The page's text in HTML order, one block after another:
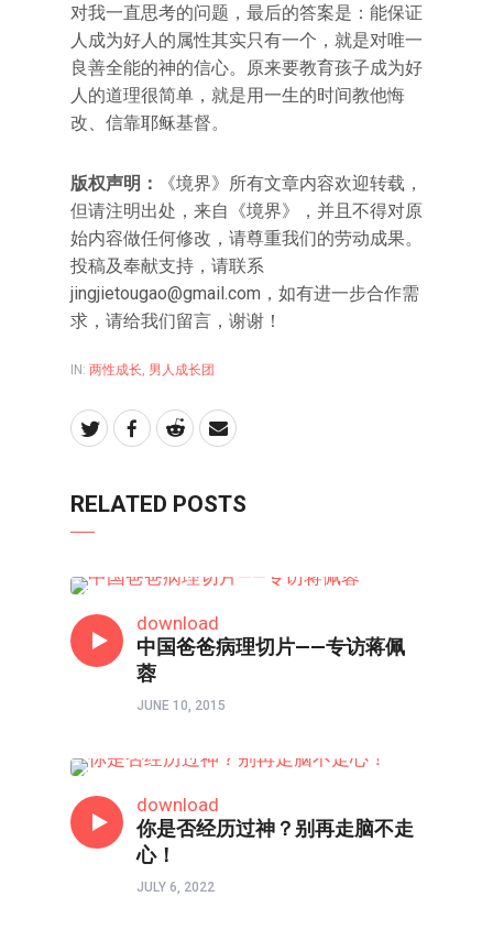
对我一直思考的问题，最后的答案是：能保证
人成为好人的属性其实只有一个，就是对唯一
良善全能的神的信心。原来要教育孩子成为好
人的道理很简单，就是用一生的时间教他悔
改、信靠耶稣基督。
版权声明：
《境界》所有文章内容欢迎转载，
但请注明出处，来自《境界》，并且不得对原
始内容做任何修改，请尊重我们的劳动成果。
投稿及奉献支持，请联系
jingjietougao@gmail.com，如有进一步合作需
求，请给我们留言，谢谢！
IN: 两性成长 男人成长团
RELATED POSTS
download
中国爸爸病理切片——专访蒋佩
蓉
JUNE 10, 2015
download
你是否经历过神？别再走脑不走
心！
JULY 6, 2022